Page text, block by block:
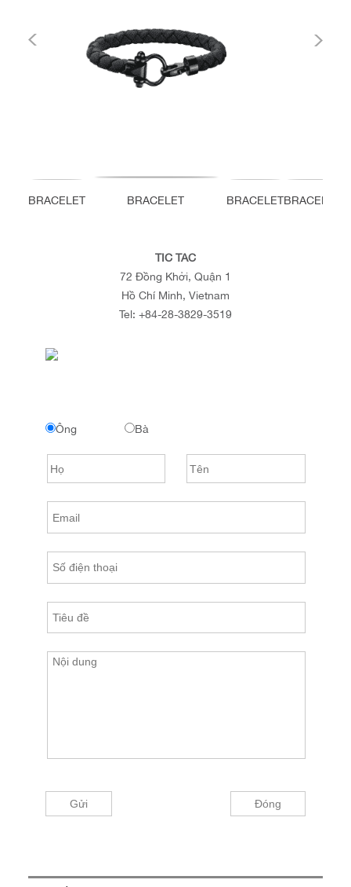
BRACELET BRACELET BRACELETBRACELET
TIC TAC
72 Đồng Khởi, Quận 1
Hồ Chí Minh, Vietnam
Tel: +84-28-3829-3519
Ông Bà